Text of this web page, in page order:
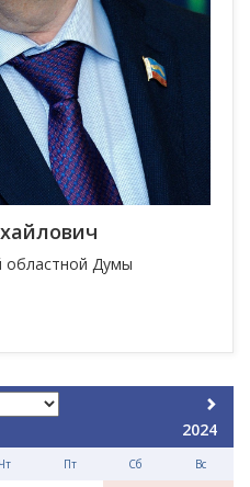
областной Думы
2024
Чт Пт Сб Вс